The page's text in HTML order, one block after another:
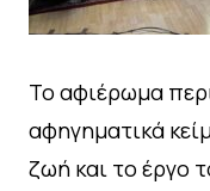
Το αφιέρωμα
αφηγηματικά
ζωή και το έργο